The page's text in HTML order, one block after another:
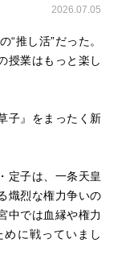
2026.07.05
“推し活”だった。
授業はもっと楽し
子』をまったく新
定子は、一条天皇
熾烈な権力争いの
中では血縁や権力
に戦っていまし